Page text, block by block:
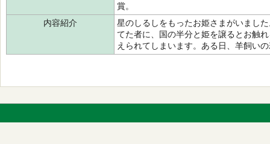
賞。
内容紹介
星のしるしをもったお姫さまがいまし
てた者に、国の半分と姫を譲るとお触
えられてしまいます。ある日、羊飼い